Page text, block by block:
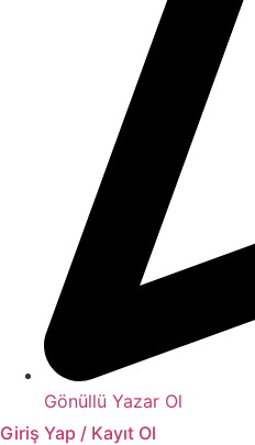
Gönüllü Yazar Ol
Giriş Yap / Kayıt Ol